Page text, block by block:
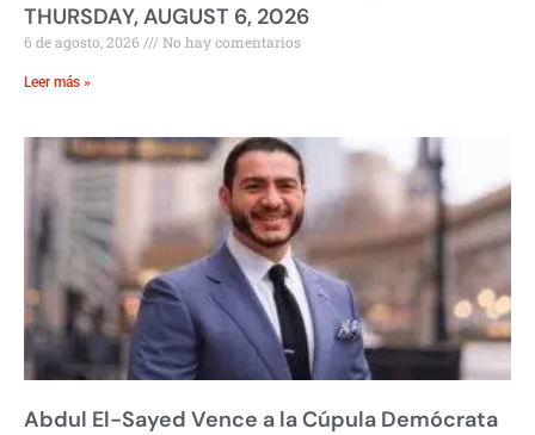
THURSDAY, AUGUST 6, 2026
6 de agosto, 2026 No hay comentarios
Leer más »
Abdul El-Sayed Vence a la Cúpula Demócrata